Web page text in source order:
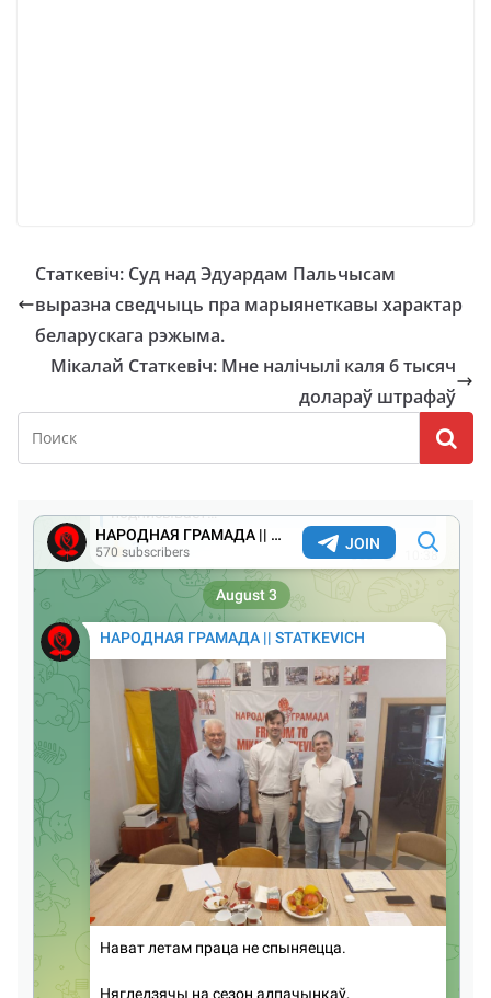
Статкевіч: Суд над Эдуардам Пальчысам
выразна сведчыць пра марыянеткавы характар
беларускага рэжыма.
Мікалай Статкевіч: Мне налічылі каля 6 тысяч
долараў штрафаў